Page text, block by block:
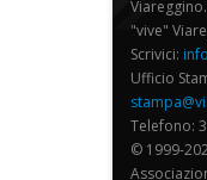
"vive"
Scrivici:
Ufficio
Telefono:
© 1999-